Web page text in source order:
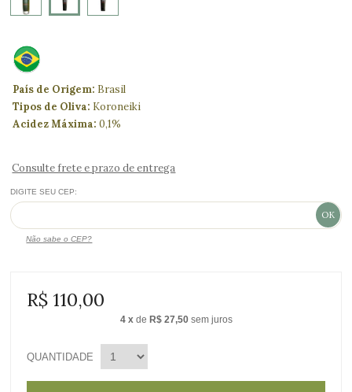
País de Origem: Brasil
Tipos de Oliva: Koroneiki
Acidez Máxima: 0,1%
Consulte frete e prazo de entrega
DIGITE SEU CEP:
Não sabe o CEP?
R$ 110,00
4 x de R$ 27,50 sem juros
QUANTIDADE